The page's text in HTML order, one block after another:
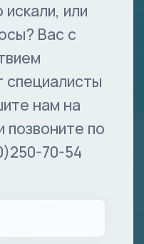
или
Вас с
специалисты
нам на
позвоните по
70-54